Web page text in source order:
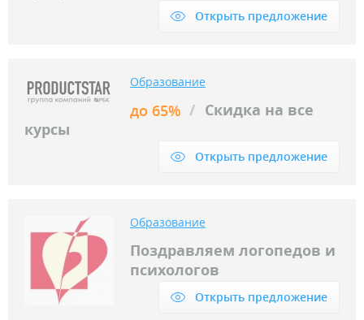
Открыть предложение
Образование
до 65% / Скидка на все
курсы
Открыть предложение
Образование
Поздравляем логопедов и
психологов
Открыть предложение